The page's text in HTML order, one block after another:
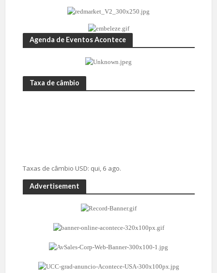
Agenda de Eventos Acontece
Taxa de câmbio
Taxas de câmbio USD: qui, 6 ago.
Advertisement